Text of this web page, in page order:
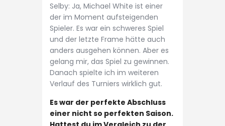
Selby: Ja, Michael White ist einer
der im Moment aufsteigenden
Spieler. Es war ein schweres Spiel
und der letzte Frame hätte auch
anders ausgehen können. Aber es
gelang mir, das Spiel zu gewinnen.
Danach spielte ich im weiteren
Verlauf des Turniers wirklich gut.
Es war der perfekte Abschluss
einer nicht so perfekten Saison.